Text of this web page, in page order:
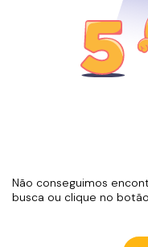
Não conseguimos
busca ou clique no